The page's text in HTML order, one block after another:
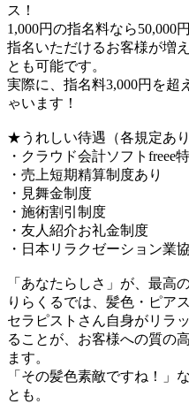
ス！
1,000円の指名料なら50,000
指名いただけるお客様が増
とも可能です。
実際に、指名料3,000円を超
ゃいます！
★うれしい待遇（各規定あ
・クラウド会計ソフトfreee
・売上短期精算制度あり
・見舞金制度
・施術割引制度
・友人紹介お礼金制度
・日本リラクゼーション業
「あなたらしさ」が、最高
りらくるでは、髪色・ピア
セラピストさん自身がリラ
ることが、お客様への質の
ます。
「その髪色素敵ですね！」
とも。